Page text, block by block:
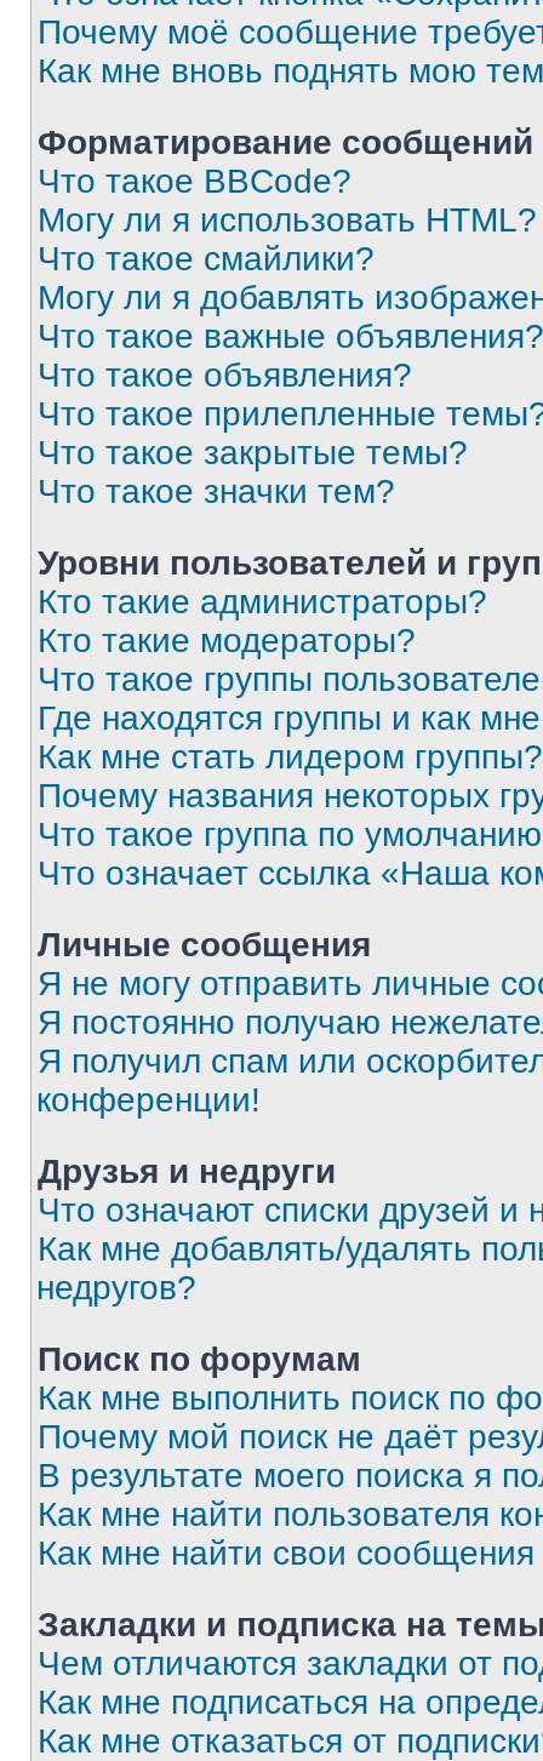
Почему моё сообщение
Как мне вновь поднять мою
Форматирование
Что такое BBCode?
Могу ли я использовать HTML?
Что такое смайлики?
Могу ли я добавлять
Что такое важные объявления?
Что такое объявления?
Что такое прилепленные
Что такое закрытые темы?
Что такое значки тем?
Уровни пользователей и
Кто такие администраторы?
Кто такие модераторы?
Что такое группы
Где находятся группы и как
Как мне стать лидером группы?
Почему названия некоторых
Что такое группа по
Что означает ссылка «Наша
Личные сообщения
Я не могу отправить личные
Я постоянно получаю
Я получил спам или
конференции!
Друзья и недруги
Что означают списки друзей и
Как мне добавлять/удалять
недругов?
Поиск по форумам
Как мне выполнить поиск по
Почему мой поиск не даёт
В результате моего поиска я
Как мне найти пользователя
Как мне найти свои
Закладки и подписка на
Чем отличаются закладки от
Как мне подписаться на
Как мне отказаться от